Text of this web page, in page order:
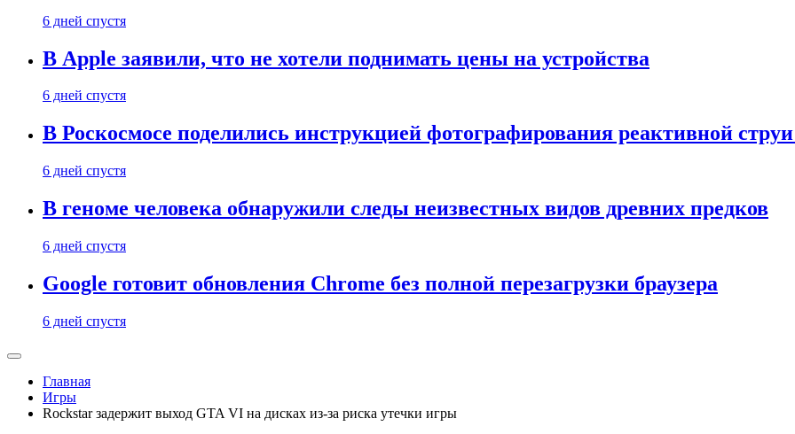
6 дней спустя
В Apple заявили, что не хотели поднимать цены на устройства
6 дней спустя
В Роскосмосе поделились инструкцией фотографирования реактивной
6 дней спустя
В геноме человека обнаружили следы неизвестных видов древних предков
6 дней спустя
Google готовит обновления Chrome без полной перезагрузки браузера
6 дней спустя
Главная
Игры
Rockstar задержит выход GTA VI на дисках из-за риска утечки игры